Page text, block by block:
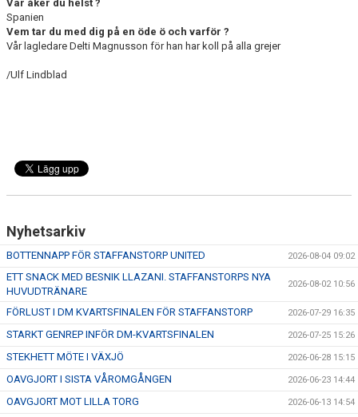
Var åker du helst ?
Spanien
Vem tar du med dig på en öde ö och varför ?
Vår lagledare Delti Magnusson för han har koll på alla grejer
/Ulf Lindblad
Nyhetsarkiv
BOTTENNAPP FÖR STAFFANSTORP UNITED 2026-08-04 09:02
ETT SNACK MED BESNIK LLAZANI. STAFFANSTORPS NYA
HUVUDTRÄNARE
2026-08-02 10:56
FÖRLUST I DM KVARTSFINALEN FÖR STAFFANSTORP 2026-07-29 16:35
STARKT GENREP INFÖR DM-KVARTSFINALEN 2026-07-25 15:26
STEKHETT MÖTE I VÄXJÖ 2026-06-28 15:15
OAVGJORT I SISTA VÅROMGÅNGEN 2026-06-23 14:44
OAVGJORT MOT LILLA TORG 2026-06-13 14:54